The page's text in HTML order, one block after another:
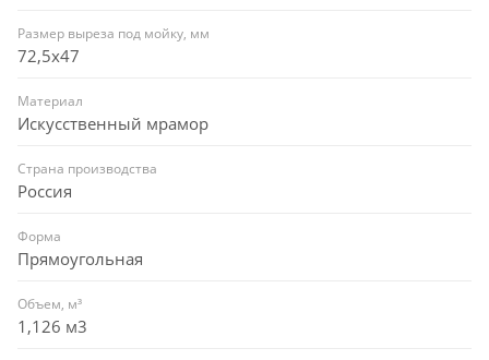
Размер выреза под мойку, мм
72,5x47
Материал
Искусственный мрамор
Страна производства
Россия
Форма
Прямоугольная
Объем, м³
1,126 м3